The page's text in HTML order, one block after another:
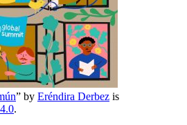
” by Eréndira Derbez is
.